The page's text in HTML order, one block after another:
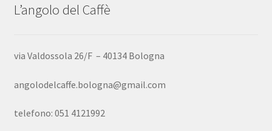
L’angolo del Caffè
via Valdossola 26/F – 40134 Bologna
angolodelcaffe.bologna@gmail.com
telefono: 051 4121992